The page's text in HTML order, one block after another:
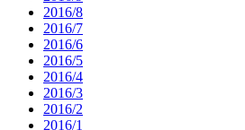
2016/8
2016/7
2016/6
2016/5
2016/4
2016/3
2016/2
2016/1